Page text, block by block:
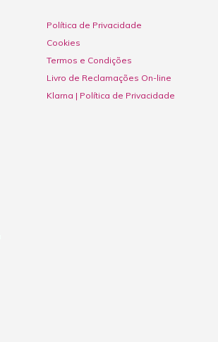
Política de Privacidade
Cookies
Termos e Condições
Livro de Reclamações On-line
Klarna | Política de Privacidade